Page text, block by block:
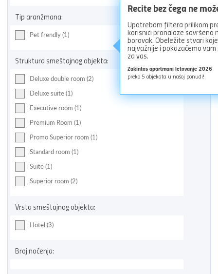
Recite bez čega ne
Upotrebom filtera prilikom
korisnici pronalaze savršeno
boravak. Obeležite stvari
najvažnije i pokazaćemo
za vas.
Zakintos apartmani letovanje 2026
preko 5 objekata u našoj ponudi!
Tip aranžmana:
Pet frendly (1)
Struktura smeštajnog objekta:
Deluxe double room (2)
Deluxe suite (1)
Executive room (1)
Premium Room (1)
Promo Superior room (1)
Standard room (1)
Suite (1)
Superior room (2)
Vrsta smeštajnog objekta:
Hotel (3)
Broj noćenja: